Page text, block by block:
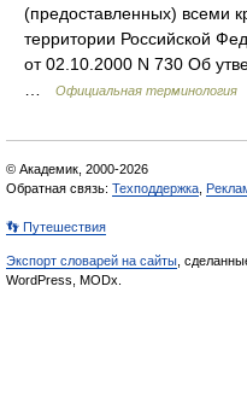
(предоставленных) всеми
территории Российской
от 02.10.2000 N 730 Об
Официальная терминология
© Академик, 2000-2026
Обратная связь: Техподдержка
👣 Путешествия
Экспорт словарей на сайты ,
WordPress, MODx.